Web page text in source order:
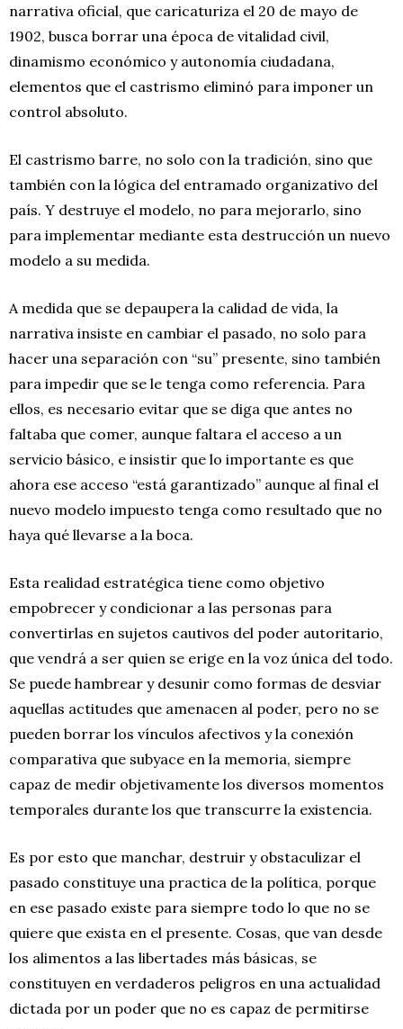
narrativa oficial, que caricaturiza el 20 de mayo de
1902, busca borrar una época de vitalidad civil,
dinamismo económico y autonomía ciudadana,
elementos que el castrismo eliminó para imponer un
control absoluto.
El castrismo barre, no solo con la tradición, sino que
también con la lógica del entramado organizativo del
país. Y destruye el modelo, no para mejorarlo, sino
para implementar mediante esta destrucción un nuevo
modelo a su medida.
A medida que se depaupera la calidad de vida, la
narrativa insiste en cambiar el pasado, no solo para
hacer una separación con “su” presente, sino también
para impedir que se le tenga como referencia. Para
ellos, es necesario evitar que se diga que antes no
faltaba que comer, aunque faltara el acceso a un
servicio básico, e insistir que lo importante es que
ahora ese acceso “está garantizado” aunque al final el
nuevo modelo impuesto tenga como resultado que no
haya qué llevarse a la boca.
Esta realidad estratégica tiene como objetivo
empobrecer y condicionar a las personas para
convertirlas en sujetos cautivos del poder autoritario,
que vendrá a ser quien se erige en la voz única del todo.
Se puede hambrear y desunir como formas de desviar
aquellas actitudes que amenacen al poder, pero no se
pueden borrar los vínculos afectivos y la conexión
comparativa que subyace en la memoria, siempre
capaz de medir objetivamente los diversos momentos
temporales durante los que transcurre la existencia.
Es por esto que manchar, destruir y obstaculizar el
pasado constituye una practica de la política, porque
en ese pasado existe para siempre todo lo que no se
quiere que exista en el presente. Cosas, que van desde
los alimentos a las libertades más básicas, se
constituyen en verdaderos peligros en una actualidad
dictada por un poder que no es capaz de permitirse